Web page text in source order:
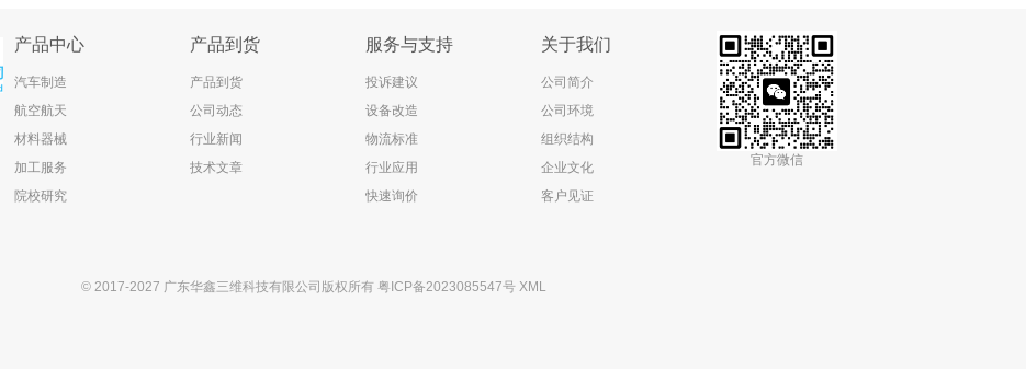
产品中心
汽车制造
航空航天
材料器械
加工服务
院校研究
产品到货
产品到货
公司动态
行业新闻
技术文章
服务与支持
投诉建议
设备改造
物流标准
行业应用
快速询价
关于我们
公司简介
公司环境
组织结构
企业文化
客户见证
官方微信
© 2017-2027 广东华鑫三维科技有限公司版权所有 粤ICP备2023085547号 XML